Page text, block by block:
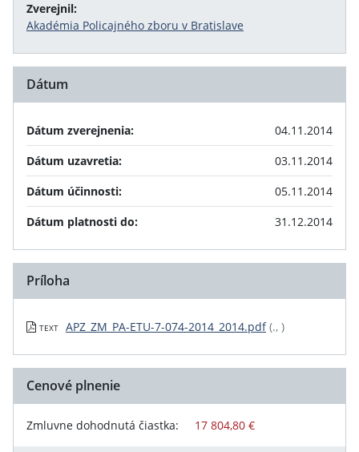
Zverejnil:
Akadémia Policajného zboru v Bratislave
Dátum
Dátum zverejnenia:
04.11.2014
Dátum uzavretia:
03.11.2014
Dátum účinnosti:
05.11.2014
Dátum platnosti do:
31.12.2014
Príloha
TEXT APZ_ZM_PA-ETU-7-074-2014_2014.pdf (., )
Cenové plnenie
Zmluvne dohodnutá čiastka: 17 804,80 €